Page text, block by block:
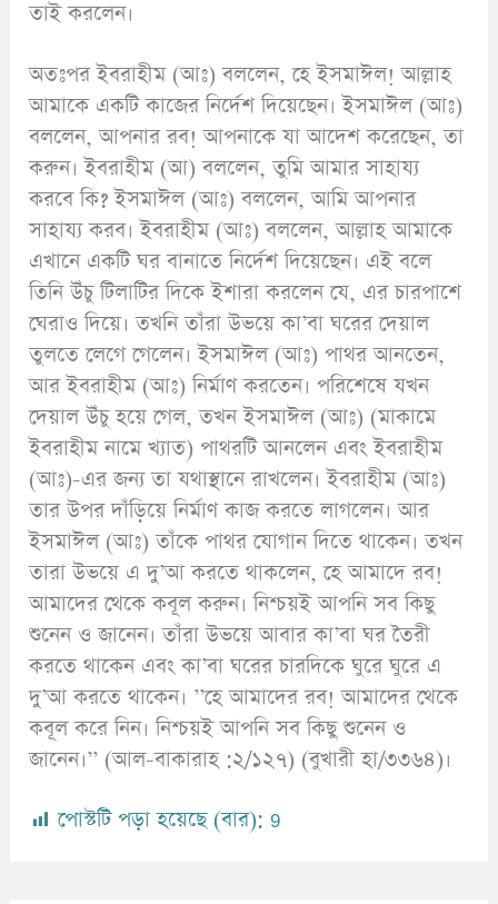
তাই করলেন।
অতঃপর ইবরাহীম (আঃ) বললেন, হে ইসমাঈল! আল্লাহ
আমাকে একটি কাজের নির্দেশ দিয়েছেন। ইসমাঈল (আঃ)
বললেন, আপনার রব! আপনাকে যা আদেশ করেছেন, তা
করুন। ইবরাহীম (আ) বললেন, তুমি আমার সাহায্য
করবে কি? ইসমাঈল (আঃ) বললেন, আমি আপনার
সাহায্য করব। ইবরাহীম (আঃ) বললেন, আল্লাহ আমাকে
এখানে একটি ঘর বানাতে নির্দেশ দিয়েছেন। এই বলে
তিনি উঁচু টিলাটির দিকে ইশারা করলেন যে, এর চারপাশে
ঘেরাও দিয়ে। তখনি তাঁরা উভয়ে কা’বা ঘরের দেয়াল
তুলতে লেগে গেলেন। ইসমাঈল (আঃ) পাথর আনতেন,
আর ইবরাহীম (আঃ) নির্মাণ করতেন। পরিশেষে যখন
দেয়াল উঁচু হয়ে গেল, তখন ইসমাঈল (আঃ) (মাকামে
ইবরাহীম নামে খ্যাত) পাথরটি আনলেন এবং ইবরাহীম
(আঃ)-এর জন্য তা যথাস্থানে রাখলেন। ইবরাহীম (আঃ)
তার উপর দাঁড়িয়ে নির্মাণ কাজ করতে লাগলেন। আর
ইসমাঈল (আঃ) তাঁকে পাথর যোগান দিতে থাকেন। তখন
তারা উভয়ে এ দু’আ করতে থাকলেন, হে আমাদে রব!
আমাদের থেকে কবূল করুন। নিশ্চয়ই আপনি সব কিছু
শুনেন ও জানেন। তাঁরা উভয়ে আবার কা’বা ঘর তৈরী
করতে থাকেন এবং কা’বা ঘরের চারদিকে ঘুরে ঘুরে এ
দু’আ করতে থাকেন। ’’হে আমাদের রব! আমাদের থেকে
কবূল করে নিন। নিশ্চয়ই আপনি সব কিছু শুনেন ও
জানেন।’’ (আল-বাকারাহ :২/১২৭) (বুখারী হা/৩৩৬৪)।
পোস্টটি পড়া হয়েছে (বার): 9